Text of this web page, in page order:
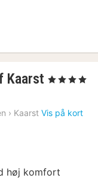
Kaarst 2
fra
516
, 4 Stjerner
› Kaarst Vis på kort
høj komfort